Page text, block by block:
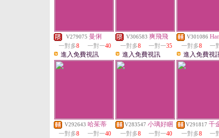
V279075 曼俐
一對多8 一對一40
進入免費視訊
V306583 爽飛飛
一對多8 一對一35
進入免費視訊
V301086
一對多8 一
進入免費視
V292643 哈茱蒂
一對多8 一對一40
V283547 小璃好睏
一對多8 一對一40
V291817 千
一對多8 一